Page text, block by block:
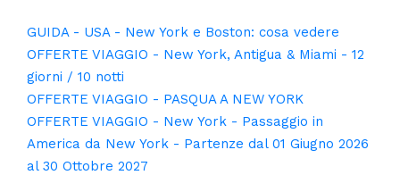
GUIDA - USA - New York e Boston: cosa vedere
OFFERTE VIAGGIO - New York, Antigua & Miami - 12
giorni / 10 notti
OFFERTE VIAGGIO - PASQUA A NEW YORK
OFFERTE VIAGGIO - New York - Passaggio in
America da New York - Partenze dal 01 Giugno 2026
al 30 Ottobre 2027